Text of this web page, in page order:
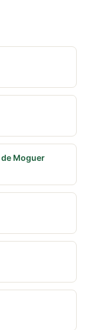
de Moguer